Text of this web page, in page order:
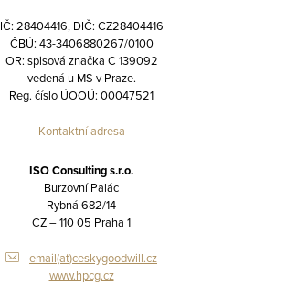
IČ: 28404416, DIČ: CZ28404416
ČBÚ: 43-3406880267/0100
OR: spisová značka C 139092
vedená u MS v Praze.
Reg. číslo ÚOOÚ: 00047521
Kontaktní adresa
ISO Consulting s.r.o.
Burzovní Palác
Rybná 682/14
CZ – 110 05 Praha 1
email(at)ceskygoodwill.cz
www.hpcg.cz